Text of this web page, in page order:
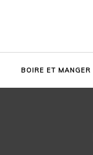
BOIRE ET MANGER